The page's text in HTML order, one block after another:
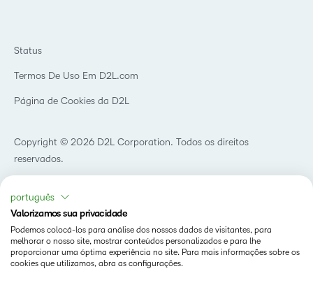
Instituições de capacitação
Comunidade
Copyright © 2026 D2L Corporation. Todos os direitos
reservados.
Status
Termos De Uso Em D2L.com
Página de Cookies da D2L
português
Valorizamos sua privacidade
Podemos colocá-los para análise dos nossos dados de visitantes, para
melhorar o nosso site, mostrar conteúdos personalizados e para lhe
proporcionar uma óptima experiência no site. Para mais informações sobre os
cookies que utilizamos, abra as configurações.